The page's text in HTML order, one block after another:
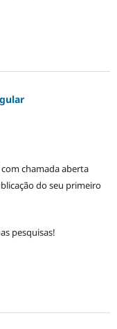
chamada aberta
do seu primeiro
pesquisas!